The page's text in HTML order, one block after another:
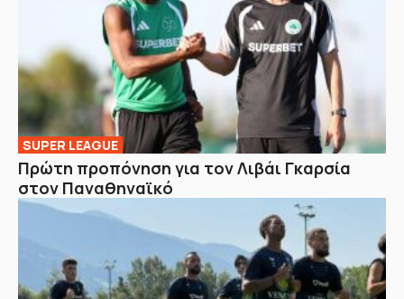
SUPER LEAGUE
Πρώτη προπόνηση για τον Λιβάι Γκαρσία
στον Παναθηναϊκό